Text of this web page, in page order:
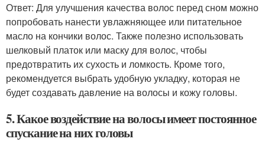
Ответ: Для улучшения качества волос перед сном можно
попробовать нанести увлажняющее или питательное
масло на кончики волос. Также полезно использовать
шелковый платок или маску для волос, чтобы
предотвратить их сухость и ломкость. Кроме того,
рекомендуется выбрать удобную укладку, которая не
будет создавать давление на волосы и кожу головы.
5. Какое воздействие на волосы имеет постоянное
спускание на них головы